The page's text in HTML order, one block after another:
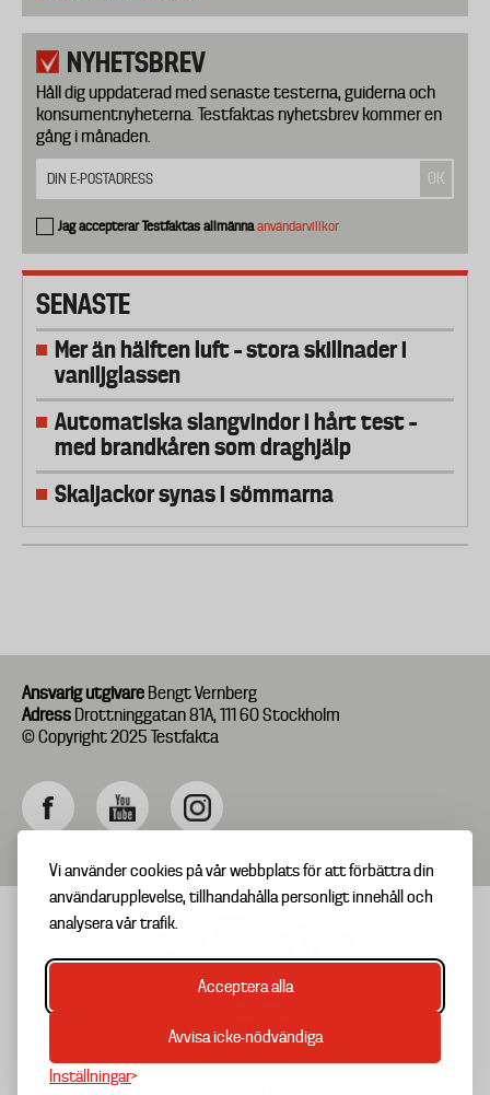
Vi använder cookies på vår webbplats för att förbättra din
användarupplevelse, tillhandahålla personligt innehåll och
analysera vår trafik.
Acceptera alla
Avvisa icke-nödvändiga
Inställningar
NYHETSBREV
Håll dig uppdaterad med senaste testerna, guiderna och
konsumentnyheterna. Testfaktas nyhetsbrev kommer en
gång i månaden.
Jag accepterar Testfaktas allmännaanvändarvillkor
SENASTE
Mer än hälften luft – stora skillnader i
vaniljglassen
Automatiska slangvindor i hårt test –
med brandkåren som draghjälp
Skaljackor synas i sömmarna
Ansvarig utgivare Bengt Vernberg
Adress Drottninggatan 81A, 111 60 Stockholm
© Copyright 2025 Testfakta
Footer
menu
TIPSA OSS
OM TESTFAKTA
NYHETSBREV